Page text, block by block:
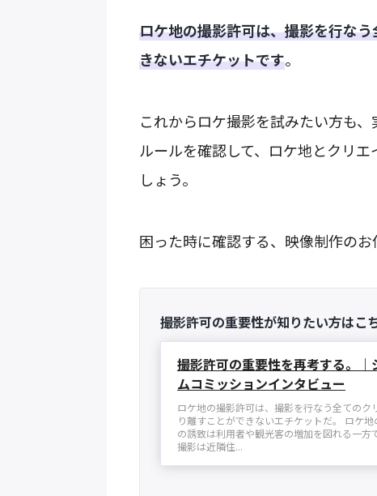
ロケ地の撮影許可は、撮影を行な
きないエチケットです。
これからロケ撮影を試みたい方も
ルールを確認して、ロケ地とクリ
しょう。
困った時に確認する、映像制作のお
撮影許可の重要性が知りたい方はこ
撮影許可の重要性を再考する。｜
ムコミッションインタビュー
ロケ地の撮影許可は、撮影を行なう全てのク
り離すことができないエチケットだ。 ロケ
の誘致は利用者や観光客の増加を図れる一方
撮影は近隣住...